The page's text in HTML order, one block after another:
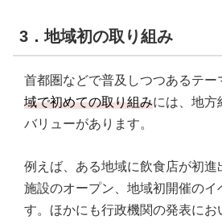
3．地域初の取り組み
首都圏などで普及しつつあるテー
域で初めての取り組みには、地方
バリューがあります。
例えば、ある地域に飲食店が初進
施設のオープン、地域初開催のイ
す。ほかにも行政機関の発表にお